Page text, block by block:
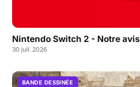
Nintendo Switch 2 - Notre avis
30 juil. 2026
BANDE DESSINÉE